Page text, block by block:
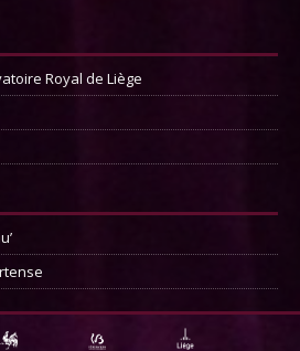
Royal de Liège